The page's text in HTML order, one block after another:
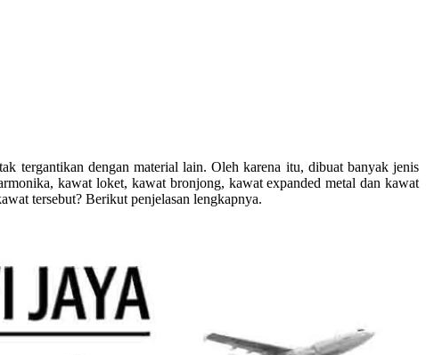
tergantikan dengan material lain. Oleh karena itu, dibuat banyak jenis
kawat loket, kawat bronjong, kawat expanded metal dan kawat
tersebut? Berikut penjelasan lengkapnya.